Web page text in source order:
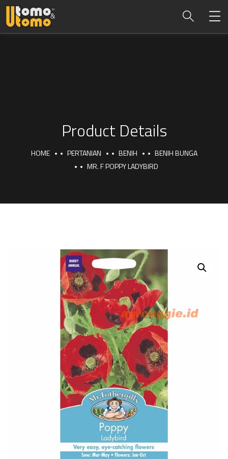
Product Details
HOME PERTANIAN BENIH
BENIH BUNGA
MR. F POPPY LADYBIRD